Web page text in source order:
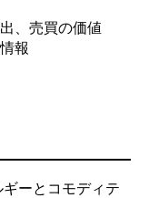
、売買の価値
報
ーとコモディテ